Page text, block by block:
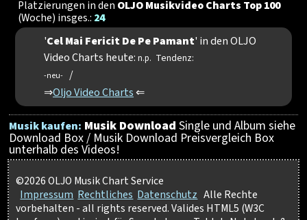
Platzierungen in den OLJO Musikvideo Charts Top 100
(Woche) insges.: 24
'Cel Mai Fericit De Pe Pamant' in den OLJO
Video Charts heute: n.p. Tendenz:
-neu- /
⇒Oljo Video Charts ⇐
Musik kaufen: Musik Download Single und Album siehe
Download Box / Musik Download Preisvergleich Box
unterhalb des Videos!
©2026 OLJO Musik Chart Service
Impressum Rechtliches Datenschutz Alle Rechte
vorbehalten - all rights reserved. Valides HTML5 (W3C